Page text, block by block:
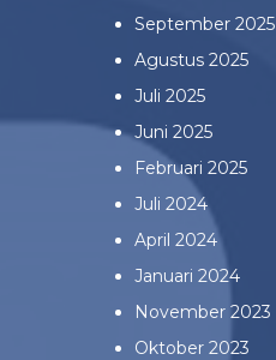
September 2025
Agustus 2025
Juli 2025
Juni 2025
Februari 2025
Juli 2024
April 2024
Januari 2024
November 2023
Oktober 2023